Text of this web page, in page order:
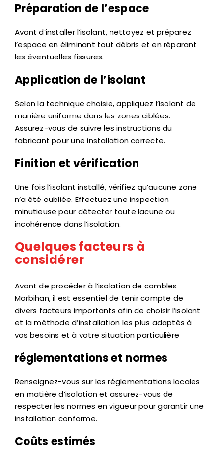
Préparation de l’espace
Avant d’installer l’isolant, nettoyez et préparez
l’espace en éliminant tout débris et en réparant
les éventuelles fissures.
Application de l’isolant
Selon la technique choisie, appliquez l’isolant de
manière uniforme dans les zones ciblées.
Assurez-vous de suivre les instructions du
fabricant pour une installation correcte.
Finition et vérification
Une fois l’isolant installé, vérifiez qu’aucune zone
n’a été oubliée. Effectuez une inspection
minutieuse pour détecter toute lacune ou
incohérence dans l’isolation.
Quelques facteurs à
considérer
Avant de procéder à l’isolation de combles
Morbihan, il est essentiel de tenir compte de
divers facteurs importants afin de choisir l’isolant
et la méthode d’installation les plus adaptés à
vos besoins et à votre situation particulière
réglementations et normes
Renseignez-vous sur les réglementations locales
en matière d’isolation et assurez-vous de
respecter les normes en vigueur pour garantir une
installation conforme.
Coûts estimés